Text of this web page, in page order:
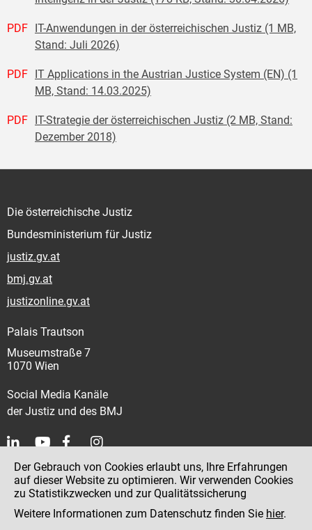
PDF
IT-Anwendungen in der österreichischen Justiz (1 MB,
Stand: Juli 2026)
PDF
IT Applications in the Austrian Justice System (EN) (1
MB, Stand: 14.03.2025)
PDF
IT-Strategie der österreichischen Justiz (2 MB, Stand:
Dezember 2018)
Die österreichische Justiz
Bundesministerium für Justiz
justiz.gv.at
bmj.gv.at
justizonline.gv.at
Palais Trautson
Museumstraße 7
1070 Wien
Social Media Kanäle
der Justiz und des BMJ
Kontakt
Impressum
Datenschutz
Der Gebrauch von Cookies erlaubt uns, Ihre Erfahrungen
auf dieser Website zu optimieren. Wir verwenden Cookies
zu Statistikzwecken und zur Qualitätssicherung
Weitere Informationen zum Datenschutz finden Sie hier.